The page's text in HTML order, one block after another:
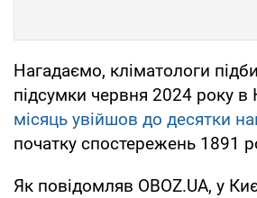
Нагадаємо, кліматологи
підсумки червня 2024 року в
місяць увійшов до десятки
початку спостережень 1891
Як повідомляв OBOZ.UA, у